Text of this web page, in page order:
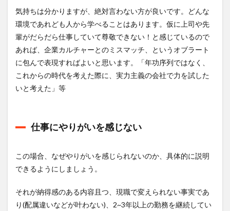
気持ちは分かりますが、絶対言わない方が良いです。どんな
環境であれども人から学べることはあります。仮に上司や先
輩がだらだら仕事していて尊敬できない！と感じているので
あれば、企業カルチャーとのミスマッチ、というオブラート
に包んで表現すればよいと思います。「年功序列ではなく、
これからの時代を考えた際に、実力主義の会社で力を試した
いと考えた」等
仕事にやりがいを感じない
この場合、なぜやりがいを感じられないのか、具体的に説明
できるようにしましょう。
それが納得感のある内容且つ、現職で変えられない事実であ
り(配属違いなどが叶わない)、2~3年以上の勤務を継続してい